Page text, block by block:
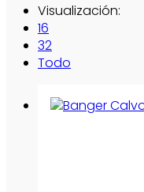
Visualización:
16
32
Todo